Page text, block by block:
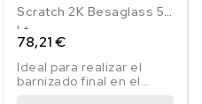
Scratch 2K Besaglass 5
Lt
78,21 €
Ideal para realizar el
barnizado final en el